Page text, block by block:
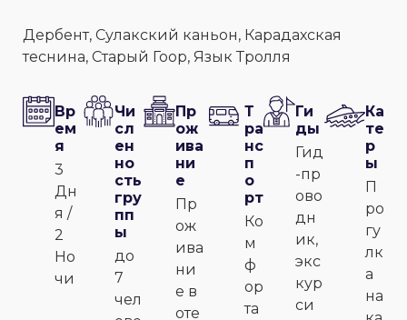
Дербент, Сулакский каньон, Карадахская
теснина, Старый Гоор, Язык Тролля
Вр
ем
я
3
Дн
я /
2
Но
чи
Чи
сл
ен
но
сть
гру
пп
ы
до
7
чел
Пр
ож
ива
ни
е
Пр
ож
ива
ни
е в
оте
Т
ра
нс
п
о
рт
Ко
м
ф
ор
та
Ги
ды
Гид
-пр
ово
дн
ик,
экс
кур
си
Ка
те
р
ы
П
ро
гу
лк
а
на